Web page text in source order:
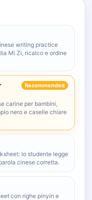
writing practice
Mi Zi, ricalco e ordine
Recommended
carine per bambini,
nero e caselle chiare
lo studente legge
cinese corretta.
con righe pinyin e